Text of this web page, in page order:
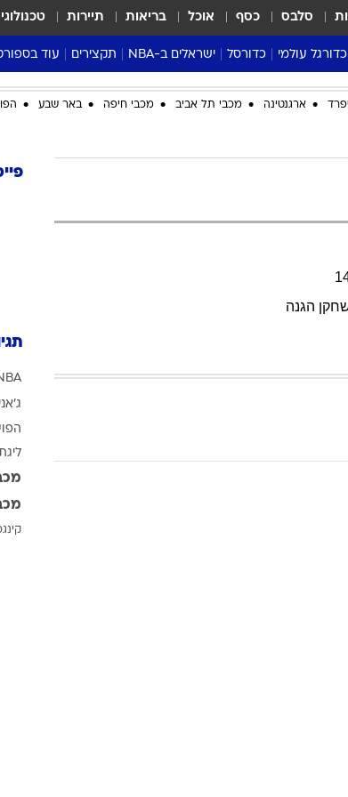
סלבס כסף אוכל בריאות תיירות
כדורגל עולמי
ליגה אנגלית
ליגת האלופות
דרום אמריקה
כדורסל
ליגת העל
כדורסל נשים
ישראלים ב-NBA
דני אבדיה
תקצירים עוד
מונדיאל 2026
NBA
פודקאסטים
אבא של
פוקר
ענפים נוספים
לוח שידורים
החידה של
ארכיון
כתבו לנו
ארגנטינה מכבי תל אביב מכבי חיפה באר שבע
הגנה